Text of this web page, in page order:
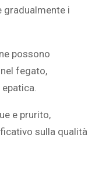
gradualmente i
possono
fegato,
e prurito,
sulla qualità